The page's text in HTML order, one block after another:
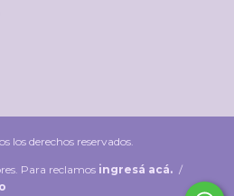
los derechos reservados.
Para reclamos ingresá acá. /